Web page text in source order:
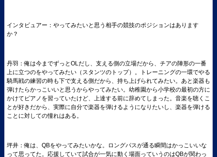
インタビュアー：やってみたいと思う相手の競技のポジションはあります
か？
丹羽：俺は今までずっとOLだし、支える側の立場だから、チアの陣形の一番
上に立つのをやってみたい（スタンツのトップ）。トレーニングの一環でやる
騎馬戦の練習の時も下で支える側だから、持ち上げられてみたい。あと楽器も
弾けたらかっこいいと思うからやってみたい。幼稚園から小学校の最初の方に
かけてピアノを習っていたけど、上達する前に辞めてしまった。音楽を聴くこ
とが好きだから、実際に自分で楽器を弾けるようになりたいし、楽器を弾ける
ことに対しての憧れはある。
坪井：俺は、QBをやってみたいかな。ロングパスが通る瞬間はかっこいいな
って思ってた。応援していて試合が一気に動く場面っていうのはQBが関わっ